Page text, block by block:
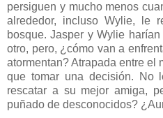
persiguen y mucho menos
alrededor, incluso Wylie, le
bosque. Jasper y Wylie
otro, pero, ¿cómo van a
atormentan? Atrapada entre el
que tomar una decisión. No
rescatar a su mejor amiga,
puñado de desconocidos?